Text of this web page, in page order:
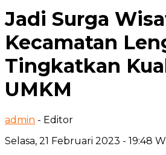
Jadi Surga
Kecamatan
Tingkatkan
UMKM
admin - Editor
Selasa, 21 Februari 2023 - 19:48